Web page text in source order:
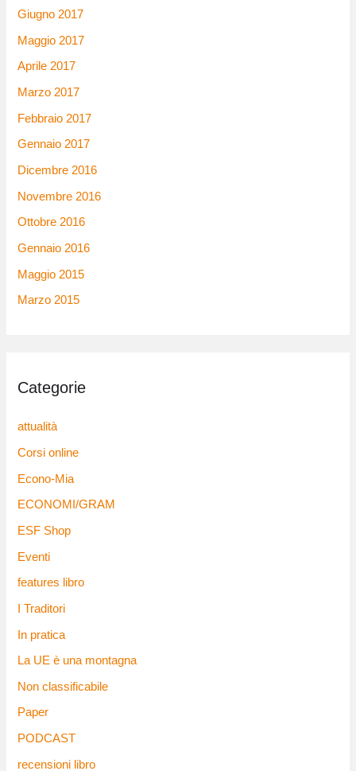
Giugno 2017
Maggio 2017
Aprile 2017
Marzo 2017
Febbraio 2017
Gennaio 2017
Dicembre 2016
Novembre 2016
Ottobre 2016
Gennaio 2016
Maggio 2015
Marzo 2015
Categorie
attualità
Corsi online
Econo-Mia
ECONOMI/GRAM
ESF Shop
Eventi
features libro
I Traditori
In pratica
La UE è una montagna
Non classificabile
Paper
PODCAST
recensioni libro